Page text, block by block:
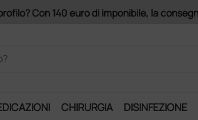
di imponibile, la consegna è gratis!
CHIRURGIA DISINFEZIONE